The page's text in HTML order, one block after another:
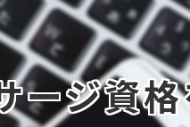
ストラクターコース
充実の教育プログラム
ージ資